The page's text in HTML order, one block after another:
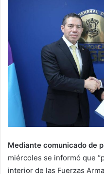
Mediante comunicado de
miércoles se informó que
interior de las Fuerzas